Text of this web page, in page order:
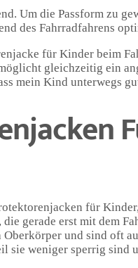
Um die Passform zu
des Fahrradfahrens
für Kinder beim
gleichzeitig ein
mein Kind unterwegs
für
gerade erst mit dem
und sind oft
sie weniger sperrig sind